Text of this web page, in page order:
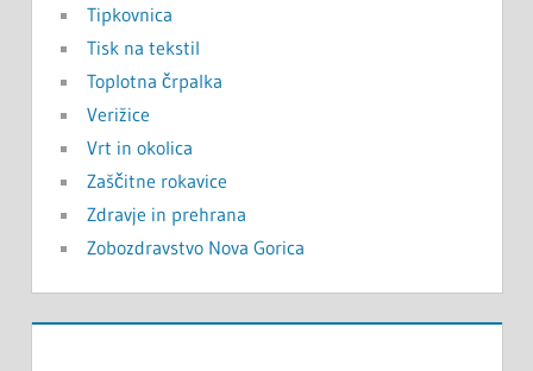
Tipkovnica
Tisk na tekstil
Toplotna črpalka
Verižice
Vrt in okolica
Zaščitne rokavice
Zdravje in prehrana
Zobozdravstvo Nova Gorica